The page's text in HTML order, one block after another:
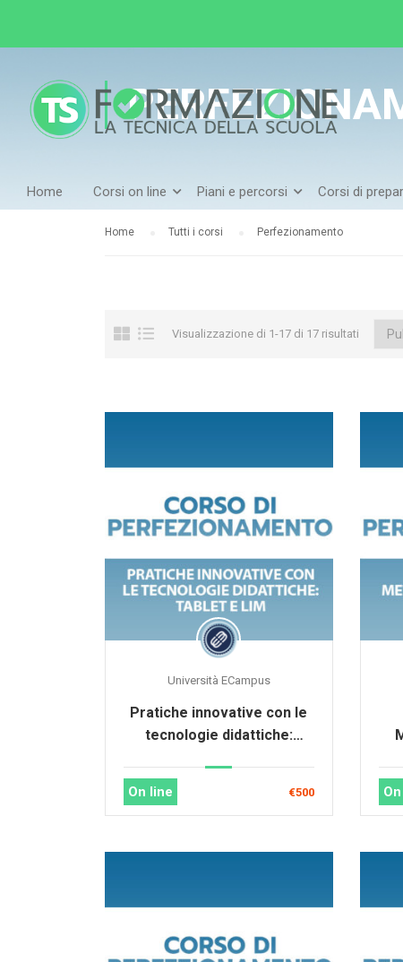
Home Corsi on line Piani e percorsi Corsi di
Home Tutti i corsi Perfezionamento
Visualizzazione di 1-17 di 17 risultati
Università ECampus
Pratiche innovative con le
tecnologie didattiche:
multimediale (LIM)
On line €500